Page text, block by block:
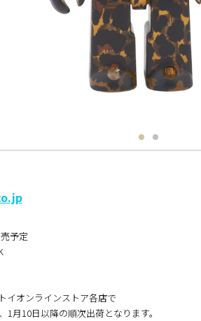
予定
イオンラインストア各店で
月10日以降の順次出荷となります。